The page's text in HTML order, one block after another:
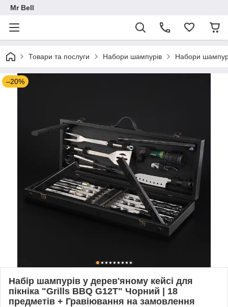
Mr Bell
Товари та послуги Набори шампурів Набори
–20%
Набір шампурів у дерев'яному кейсі для
пікніка "Grills BBQ G12T" Чорний | 18
предметів + Гравіювання на замовлення